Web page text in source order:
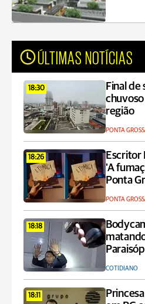
ÚLTIMAS NOTÍCIAS
18:30
Final de
região
PONTA
18:26
Escritor
'A
Ponta
PONTA
18:18
COTIDIANO
18:11